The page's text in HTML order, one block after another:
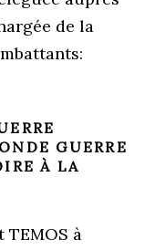
de la
GUERRE
À LA
à